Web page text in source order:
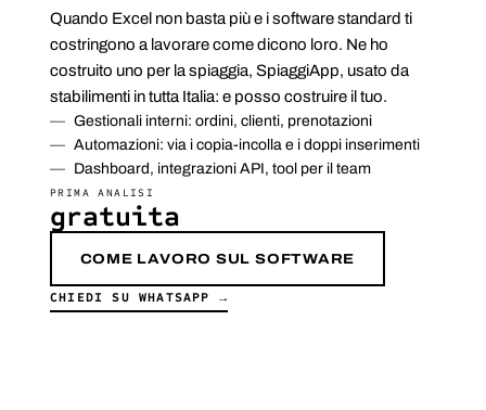
Quando Excel non basta più e i software standard ti
costringono a lavorare come dicono loro. Ne ho
costruito uno per la spiaggia, SpiaggiApp, usato da
stabilimenti in tutta Italia: e posso costruire il tuo.
Gestionali interni: ordini, clienti, prenotazioni
Automazioni: via i copia-incolla e i doppi inserimenti
Dashboard, integrazioni API, tool per il team
PRIMA ANALISI
gratuita
COME LAVORO SUL SOFTWARE
CHIEDI SU WHATSAPP →